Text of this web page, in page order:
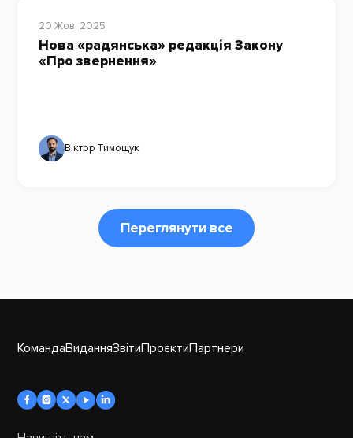
20 Жов, 2025
Нова «радянська» редакція Закону
«Про звернення»
Віктор Тимощук
Переглянути все
КомандаВиданняЗвітиПроєктиПартнери